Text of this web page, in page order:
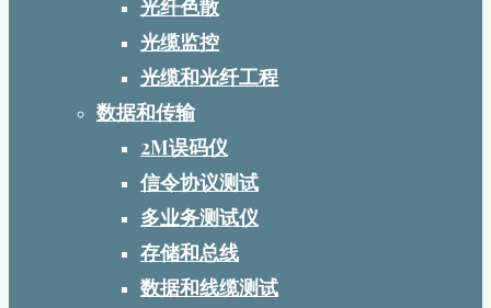
光纤色散
光缆监控
光缆和光纤工程
数据和传输
2M误码仪
信令协议测试
多业务测试仪
存储和总线
数据和线缆测试